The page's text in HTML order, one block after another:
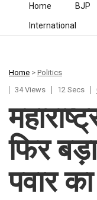
Skip to content
Home BJP
International
Home > Politics
34 Views
12 Secs
फिर
पवार का